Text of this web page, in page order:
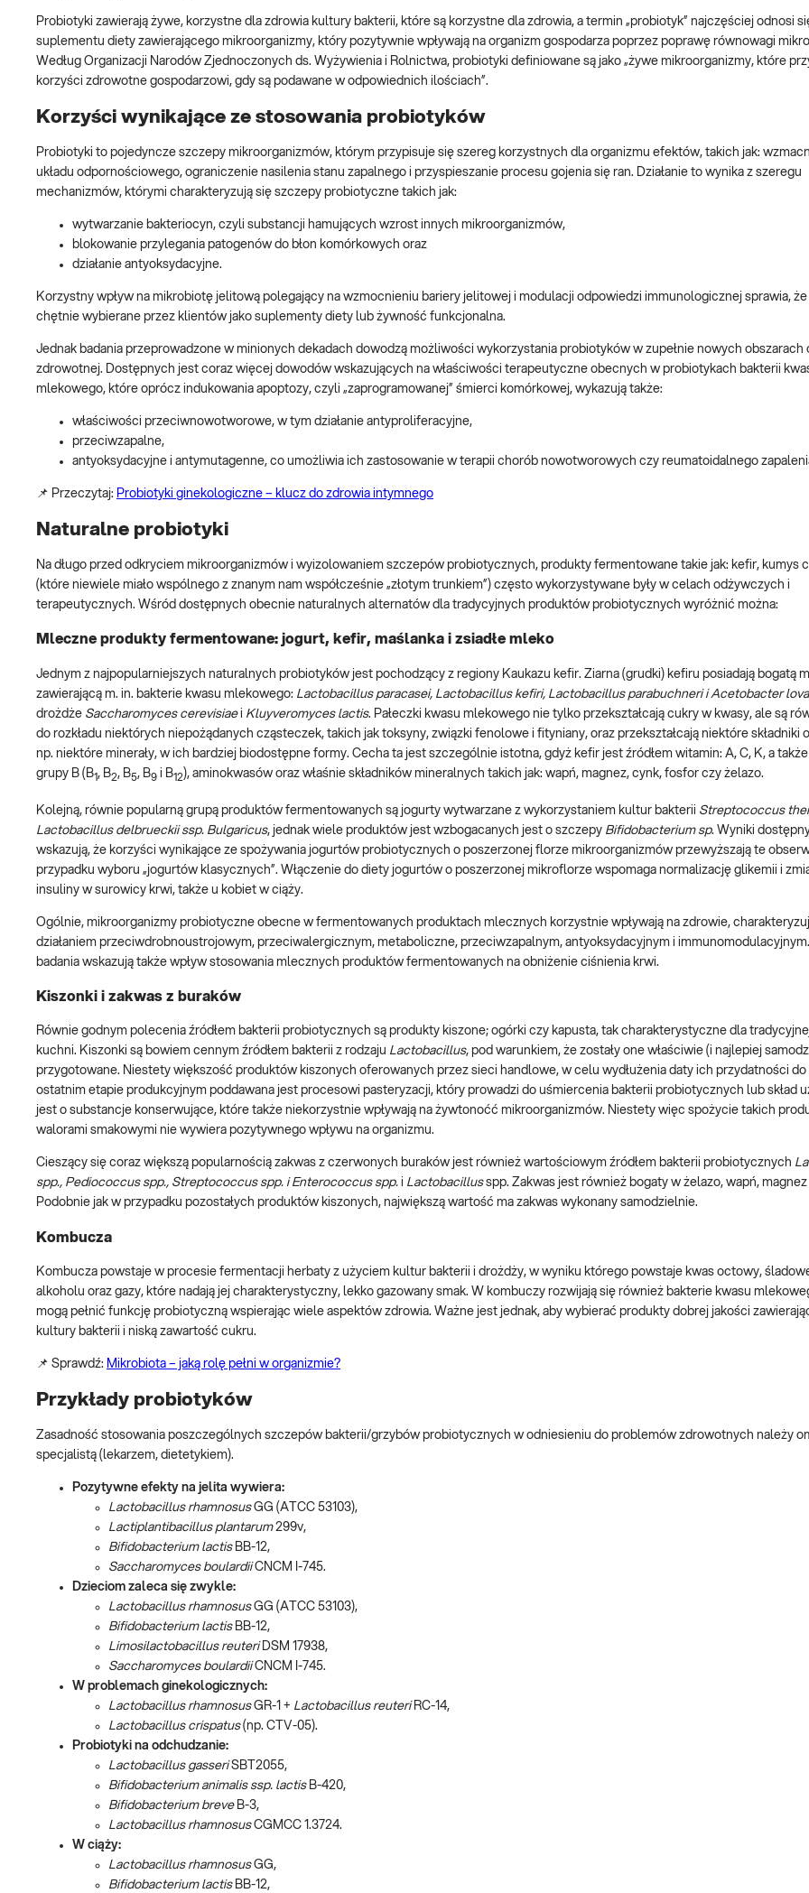
Probiotyki zawierają żywe, korzystne dla zdrowia kultury bakterii, które są korzystne dla zdrowia, a termin „probiotyk” najczęściej odnosi
suplementu diety zawierającego mikroorganizmy, który pozytywnie wpływają na organizm gospodarza poprzez poprawę równowagi
Według Organizacji Narodów Zjednoczonych ds. Wyżywienia i Rolnictwa, probiotyki definiowane są jako „żywe mikroorganizmy, które
korzyści zdrowotne gospodarzowi, gdy są podawane w odpowiednich ilościach”.
Korzyści wynikające ze stosowania probiotyków
Probiotyki to pojedyncze szczepy mikroorganizmów, którym przypisuje się szereg korzystnych dla organizmu efektów, takich jak:
układu odpornościowego, ograniczenie nasilenia stanu zapalnego i przyspieszanie procesu gojenia się ran. Działanie to wynika z szeregu
mechanizmów, którymi charakteryzują się szczepy probiotyczne takich jak:
wytwarzanie bakteriocyn, czyli substancji hamujących wzrost innych mikroorganizmów,
blokowanie przylegania patogenów do błon komórkowych oraz
działanie antyoksydacyjne.
Korzystny wpływ na mikrobiotę jelitową polegający na wzmocnieniu bariery jelitowej i modulacji odpowiedzi immunologicznej sprawia,
chętnie wybierane przez klientów jako suplementy diety lub żywność funkcjonalna.
Jednak badania przeprowadzone w minionych dekadach dowodzą możliwości wykorzystania probiotyków w zupełnie nowych obszarach
zdrowotnej. Dostępnych jest coraz więcej dowodów wskazujących na właściwości terapeutyczne obecnych w probiotykach bakterii
mlekowego, które oprócz indukowania apoptozy, czyli „zaprogramowanej” śmierci komórkowej, wykazują także:
właściwości przeciwnowotworowe, w tym działanie antyproliferacyjne,
przeciwzapalne,
antyoksydacyjne i antymutagenne, co umożliwia ich zastosowanie w terapii chorób nowotworowych czy reumatoidalnego
📌 Przeczytaj: Probiotyki ginekologiczne – klucz do zdrowia intymnego
Naturalne probiotyki
Na długo przed odkryciem mikroorganizmów i wyizolowaniem szczepów probiotycznych, produkty fermentowane takie jak: kefir, kumys
(które niewiele miało wspólnego z znanym nam współcześnie „złotym trunkiem”) często wykorzystywane były w celach odżywczych i
terapeutycznych. Wśród dostępnych obecnie naturalnych alternatów dla tradycyjnych produktów probiotycznych wyróżnić można:
Mleczne produkty fermentowane: jogurt, kefir, maślanka i zsiadłe mleko
Jednym z najpopularniejszych naturalnych probiotyków jest pochodzący z regiony Kaukazu kefir. Ziarna (grudki) kefiru posiadają bogatą
zawierającą m. in. bakterie kwasu mlekowego: Lactobacillus paracasei, Lactobacillus kefiri, Lactobacillus parabuchneri i Acetobacter
drożdże Saccharomyces cerevisiaei Kluyveromyces lactis. Pałeczki kwasu mlekowego nie tylko przekształcają cukry w kwasy, ale są
do rozkładu niektórych niepożądanych cząsteczek, takich jak toksyny, związki fenolowe i fityniany, oraz przekształcają niektóre składniki
np. niektóre minerały, w ich bardziej biodostępne formy. Cecha ta jest szczególnie istotna, gdyż kefir jest źródłem witamin: A, C, K, a
grupy B (B1, B2, B5, B9 i B12), aminokwasów oraz właśnie składników mineralnych takich jak: wapń, magnez, cynk, fosfor czy żelazo.
Kolejną, równie popularną grupą produktów fermentowanych są jogurty wytwarzane z wykorzystaniem kultur bakterii Streptococcus
Lactobacillus delbrueckii ssp. Bulgaricus, jednak wiele produktów jest wzbogacanych jest o szczepy Bifidobacterium sp. Wyniki
wskazują, że korzyści wynikające ze spożywania jogurtów probiotycznych o poszerzonej florze mikroorganizmów przewyższają te
przypadku wyboru „jogurtów klasycznych”. Włączenie do diety jogurtów o poszerzonej mikroflorze wspomaga normalizację glikemii i
insuliny w surowicy krwi, także u kobiet w ciąży.
Ogólnie, mikroorganizmy probiotyczne obecne w fermentowanych produktach mlecznych korzystnie wpływają na zdrowie,
działaniem przeciwdrobnoustrojowym, przeciwalergicznym, metaboliczne, przeciwzapalnym, antyoksydacyjnym i
badania wskazują także wpływ stosowania mlecznych produktów fermentowanych na obniżenie ciśnienia krwi.
Kiszonki i zakwas z buraków
Równie godnym polecenia źródłem bakterii probiotycznych są produkty kiszone; ogórki czy kapusta, tak charakterystyczne dla
kuchni. Kiszonki są bowiem cennym źródłem bakterii z rodzaju Lactobacillus, pod warunkiem, że zostały one właściwie (i najlepiej
przygotowane. Niestety większość produktów kiszonych oferowanych przez sieci handlowe, w celu wydłużenia daty ich przydatności do
ostatnim etapie produkcyjnym poddawana jest procesowi pasteryzacji, który prowadzi do uśmiercenia bakterii probiotycznych lub skład
jest o substancje konserwujące, które także niekorzystnie wpływają na żywtonoćć mikroorganizmów. Niestety więc spożycie takich
walorami smakowymi nie wywiera pozytywnego wpływu na organizmu.
Cieszący się coraz większą popularnością zakwas z czerwonych buraków jest również wartościowym źródłem bakterii probiotycznych
spp., Pediococcus spp., Streptococcus spp. i Enterococcus spp. i Lactobacillusspp. Zakwas jest również bogaty w żelazo, wapń, magnez
Podobnie jak w przypadku pozostałych produktów kiszonych, największą wartość ma zakwas wykonany samodzielnie.
Kombucza
Kombucza powstaje w procesie fermentacji herbaty z użyciem kultur bakterii i drożdży, w wyniku którego powstaje kwas octowy,
alkoholu oraz gazy, które nadają jej charakterystyczny, lekko gazowany smak. W kombuczy rozwijają się również bakterie kwasu
mogą pełnić funkcję probiotyczną wspierając wiele aspektów zdrowia. Ważne jest jednak, aby wybierać produkty dobrej jakości
kultury bakterii i niską zawartość cukru.
📌 Sprawdź: Mikrobiota – jaką rolę pełni w organizmie?
Przykłady probiotyków
Zasadność stosowania poszczególnych szczepów bakterii/grzybów probiotycznych w odniesieniu do problemów zdrowotnych należy
specjalistą (lekarzem, dietetykiem).
Pozytywne efekty na jelita wywiera:
Lactobacillus rhamnosusGG (ATCC 53103),
Lactiplantibacillus plantarum299v,
Bifidobacterium lactis BB-12,
Saccharomyces boulardiiCNCM I-745.
Dzieciom zaleca się zwykle:
Lactobacillus rhamnosusGG (ATCC 53103),
Bifidobacterium lactis BB-12,
Limosilactobacillus reuteri DSM 17938,
Saccharomyces boulardiiCNCM I-745.
W problemach ginekologicznych:
Lactobacillus rhamnosusGR-1 + Lactobacillus reuteri RC-14,
Lactobacillus crispatus(np. CTV-05).
Probiotyki na odchudzanie:
Lactobacillus gasseriSBT2055,
Bifidobacterium animalis ssp. lactisB-420,
Bifidobacterium breveB-3,
Lactobacillus rhamnosusCGMCC 1.3724.
W ciąży:
Lactobacillus rhamnosusGG,
Bifidobacterium lactis BB-12,